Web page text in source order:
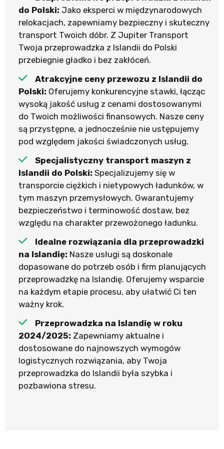
do Polski: Jako eksperci w międzynarodowych
relokacjach, zapewniamy bezpieczny i skuteczny
transport Twoich dóbr. Z Jupiter Transport
Twoja przeprowadzka z Islandii do Polski
przebiegnie gładko i bez zakłóceń.
Atrakcyjne ceny przewozu z Islandii do
Polski: Oferujemy konkurencyjne stawki, łącząc
wysoką jakość usług z cenami dostosowanymi
do Twoich możliwości finansowych. Nasze ceny
są przystępne, a jednocześnie nie ustępujemy
pod względem jakości świadczonych usług.
Specjalistyczny transport maszyn z
Islandii do Polski: Specjalizujemy się w
transporcie ciężkich i nietypowych ładunków, w
tym maszyn przemysłowych. Gwarantujemy
bezpieczeństwo i terminowość dostaw, bez
względu na charakter przewożonego ładunku.
Idealne rozwiązania dla przeprowadzki
na Islandię: Nasze usługi są doskonale
dopasowane do potrzeb osób i firm planujących
przeprowadzkę na Islandię. Oferujemy wsparcie
na każdym etapie procesu, aby ułatwić Ci ten
ważny krok.
Przeprowadzka na Islandię w roku
2024/2025: Zapewniamy aktualne i
dostosowane do najnowszych wymogów
logistycznych rozwiązania, aby Twoja
przeprowadzka do Islandii była szybka i
pozbawiona stresu.